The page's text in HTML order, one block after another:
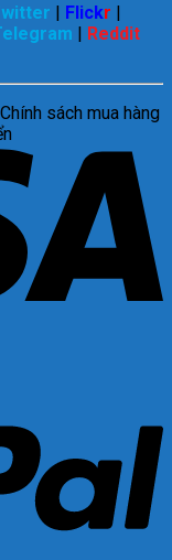
| Flickr |
| Reddit
sách mua hàng